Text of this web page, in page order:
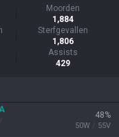
Moorden
1,884
Sterfgevallen
1,806
Assists
429
/
48%
50W / 55V